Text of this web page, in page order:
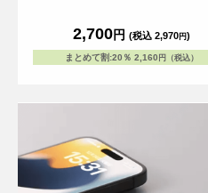
2,700円 (税込 2,970円)
まとめて割:20％ 2,160 円（税込）